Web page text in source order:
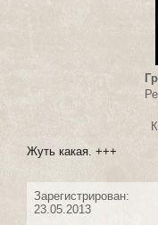
Жуть какая. +++
Зарегистрирован:
23.05.2013